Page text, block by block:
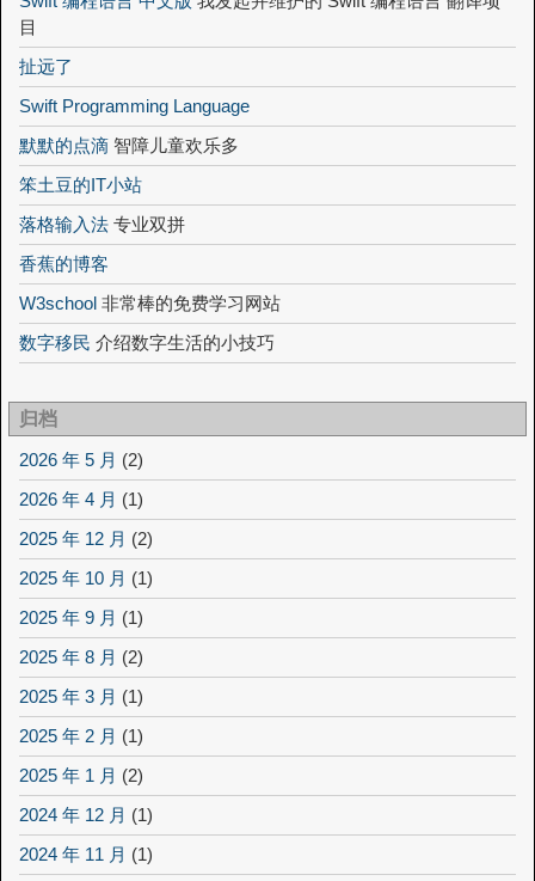
目
扯远了
Swift Programming Language
默默的点滴 智障儿童欢乐多
笨土豆的IT小站
落格输入法 专业双拼
香蕉的博客
W3school 非常棒的免费学习网站
数字移民 介绍数字生活的小技巧
归档
2026 年 5 月 (2)
2026 年 4 月 (1)
2025 年 12 月 (2)
2025 年 10 月 (1)
2025 年 9 月 (1)
2025 年 8 月 (2)
2025 年 3 月 (1)
2025 年 2 月 (1)
2025 年 1 月 (2)
2024 年 12 月 (1)
2024 年 11 月 (1)